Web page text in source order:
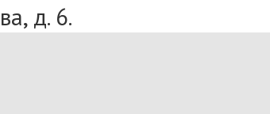
д. 6.